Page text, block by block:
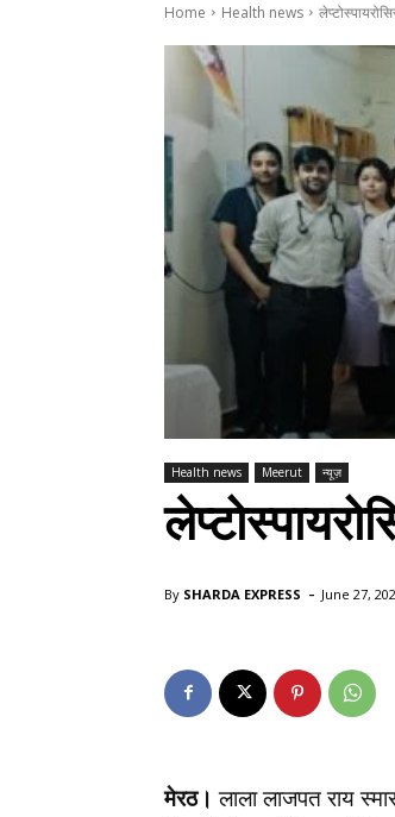
Home Health news
Health news Meerut न्यूज़
By SHARDA EXPRESS - June 27,
मेरठ। लाला लाजपत राय